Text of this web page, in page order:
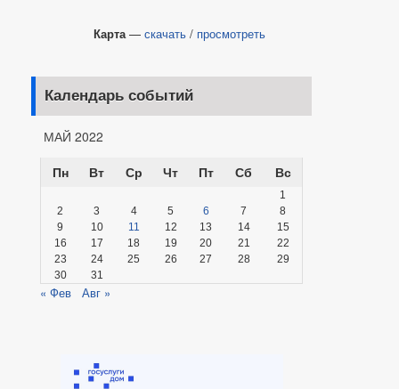
Карта — скачать / просмотреть
Календарь событий
МАЙ 2022
Пн
Вт Ср Чт Пт Сб Вс
1
2
3 4 5 6 7
8
9
10 11 12 13 14
15
16
17 18 19 20 21
22
23
24 25 26 27 28
29
30
31
« Фев Авг »